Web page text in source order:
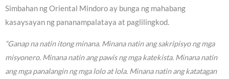
Simbahan ng Oriental Mindoro ay bunga ng mahabang
kasaysayan ng pananampalataya at paglilingkod.
“Ganap na natin itong minana. Minana natin ang sakripisyo ng mga
misyonero. Minana natin ang pawis ng mga katekista. Minana natin
ang mga panalangin ng mga lolo at lola. Minana natin ang katatagan